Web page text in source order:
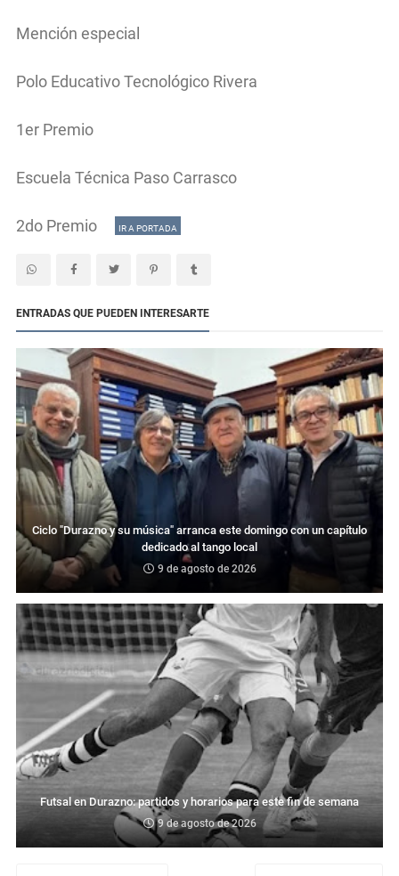
Mención especial
Polo Educativo Tecnológico Rivera
1er Premio
Escuela Técnica Paso Carrasco
2do Premio IR A PORTADA
ENTRADAS QUE PUEDEN INTERESARTE
Ciclo "Durazno y su música" arranca este domingo con un capítulo
dedicado al tango local
9 de agosto de 2026
Futsal en Durazno: partidos y horarios para este fin de semana
9 de agosto de 2026